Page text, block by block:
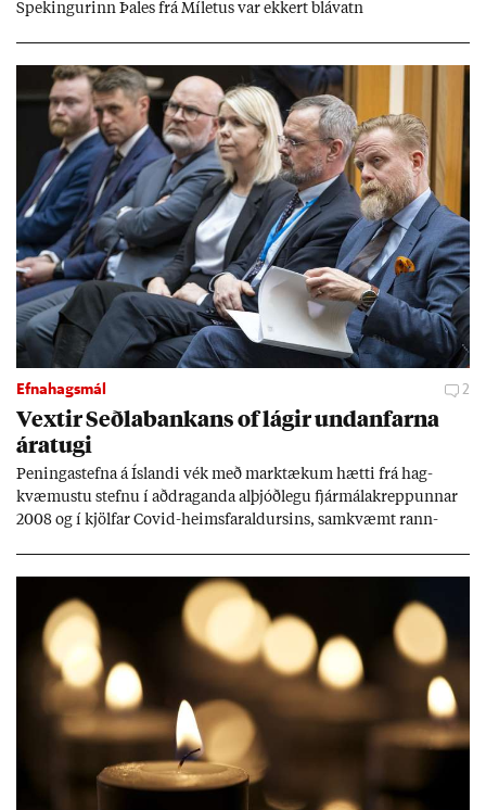
Spek­ing­ur­inn Þa­les frá Míletus var ekk­ert blá­vatn
Efnahagsmál 2
Vext­ir Seðla­bank­ans of lág­ir und­an­farna
ára­tugi
Pen­inga­stefna á Ís­landi vék með mark­tæk­um hætti frá hag­
kvæm­ustu stefnu í að­drag­anda al­þjóð­legu fjár­málakrepp­unn­ar
2008 og í kjöl­far Covid-heims­far­ald­urs­ins, sam­kvæmt rann­